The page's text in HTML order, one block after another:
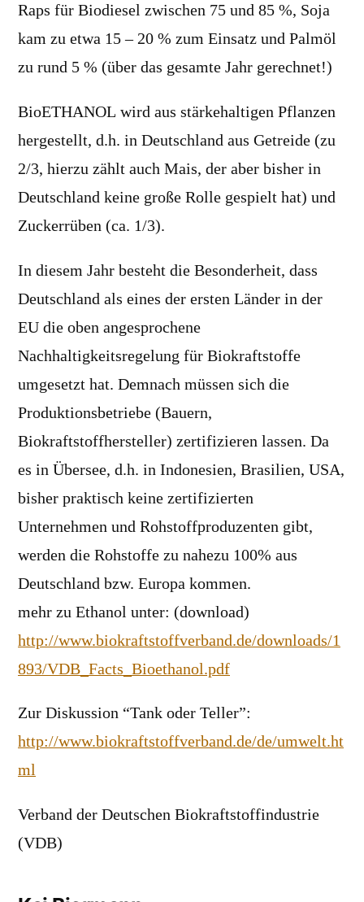
Raps für Biodiesel zwischen 75 und 85 %, Soja
kam zu etwa 15 – 20 % zum Einsatz und Palmöl
zu rund 5 % (über das gesamte Jahr gerechnet!)
BioETHANOL wird aus stärkehaltigen Pflanzen
hergestellt, d.h. in Deutschland aus Getreide (zu
2/3, hierzu zählt auch Mais, der aber bisher in
Deutschland keine große Rolle gespielt hat) und
Zuckerrüben (ca. 1/3).
In diesem Jahr besteht die Besonderheit, dass
Deutschland als eines der ersten Länder in der
EU die oben angesprochene
Nachhaltigkeitsregelung für Biokraftstoffe
umgesetzt hat. Demnach müssen sich die
Produktionsbetriebe (Bauern,
Biokraftstoffhersteller) zertifizieren lassen. Da
es in Übersee, d.h. in Indonesien, Brasilien, USA,
bisher praktisch keine zertifizierten
Unternehmen und Rohstoffproduzenten gibt,
werden die Rohstoffe zu nahezu 100% aus
Deutschland bzw. Europa kommen.
mehr zu Ethanol unter: (download)
http://www.biokraftstoffverband.de/downloads/1
893/VDB_Facts_Bioethanol.pdf
Zur Diskussion “Tank oder Teller”:
http://www.biokraftstoffverband.de/de/umwelt.ht
ml
Verband der Deutschen Biokraftstoffindustrie
(VDB)